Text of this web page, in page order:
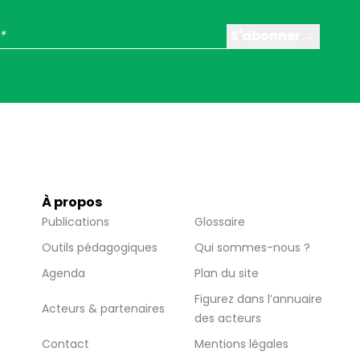
À propos
Publications
Glossaire
Outils pédagogiques
Qui sommes-nous ?
Agenda
Plan du site
Acteurs & partenaires
Figurez dans l’annuaire
des acteurs
Contact
Mentions légales